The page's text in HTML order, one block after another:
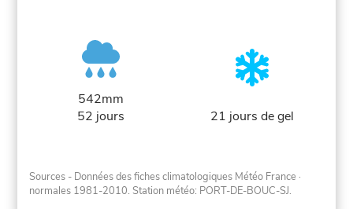
542mm
52 jours
21 jours de gel
Sources - Données des fiches climatologiques Météo France ·
normales 1981-2010. Station météo: PORT-DE-BOUC-SJ.